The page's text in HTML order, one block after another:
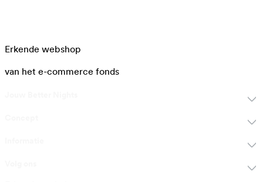
Erkende webshop
van het e-commerce fonds